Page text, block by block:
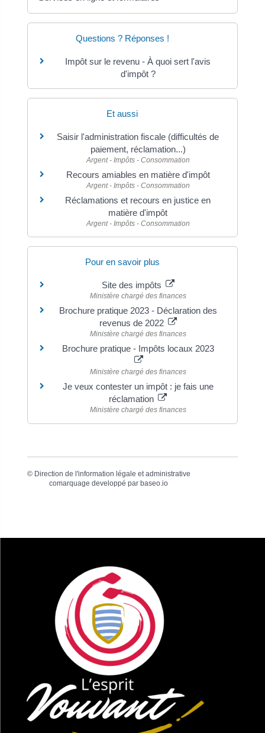
Questions ? Réponses !
Impôt sur le revenu - À quoi sert l'avis
d'impôt ?
Et aussi
Saisir l'administration fiscale (difficultés de
paiement, réclamation...)
Argent - Impôts - Consommation
Recours amiables en matière d'impôt
Argent - Impôts - Consommation
Réclamations et recours en justice en
matière d'impôt
Argent - Impôts - Consommation
Pour en savoir plus
Site des impôts
Ministère chargé des finances
Brochure pratique 2023 - Déclaration des
revenus de 2022
Ministère chargé des finances
Brochure pratique - Impôts locaux 2023
Ministère chargé des finances
Je veux contester un impôt : je fais une
réclamation
Ministère chargé des finances
© Direction de l'information légale et administrative
comarquage developpé parbaseo.io